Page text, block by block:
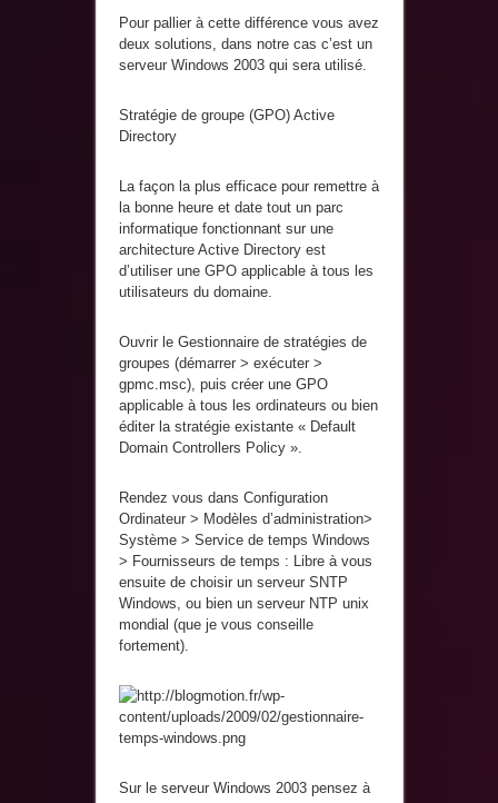
Pour pallier à cette différence vous avez
deux solutions, dans notre cas c’est un
serveur Windows 2003 qui sera utilisé.
Stratégie de groupe (GPO) Active
Directory
La façon la plus efficace pour remettre à
la bonne heure et date tout un parc
informatique fonctionnant sur une
architecture Active Directory est
d’utiliser une GPO applicable à tous les
utilisateurs du domaine.
Ouvrir le Gestionnaire de stratégies de
groupes (démarrer > exécuter >
gpmc.msc), puis créer une GPO
applicable à tous les ordinateurs ou bien
éditer la stratégie existante « Default
Domain Controllers Policy ».
Rendez vous dans Configuration
Ordinateur > Modèles d’administration>
Système > Service de temps Windows
> Fournisseurs de temps : Libre à vous
ensuite de choisir un serveur SNTP
Windows, ou bien un serveur NTP unix
mondial (que je vous conseille
fortement).
Sur le serveur Windows 2003 pensez à